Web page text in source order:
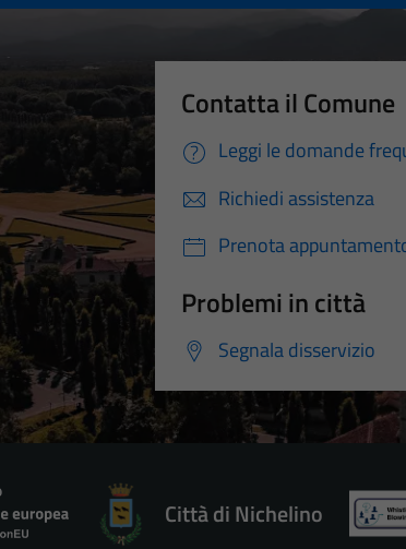
Contatta il Comune
Leggi le domande
Richiedi assistenza
Prenota
Problemi in città
Segnala disservizio
Città di Nichelino